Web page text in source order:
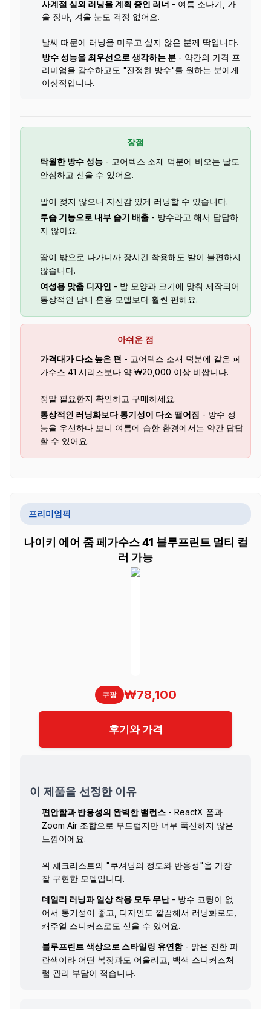
사계절 실외 러닝을 계획 중인 러너 - 여름 소나기, 가
을 장마, 겨울 눈도 걱정 없어요.
날씨 때문에 러닝을 미루고 싶지 않은 분께 딱입니다.
방수 성능을 최우선으로 생각하는 분 - 약간의 가격 프
리미엄을 감수하고도 "진정한 방수"를 원하는 분에게
이상적입니다.
장점
탁월한 방수 성능 - 고어텍스 소재 덕분에 비오는 날도
안심하고 신을 수 있어요.
발이 젖지 않으니 자신감 있게 러닝할 수 있습니다.
투습 기능으로 내부 습기 배출 - 방수라고 해서 답답하
지 않아요.
땀이 밖으로 나가니까 장시간 착용해도 발이 불편하지
않습니다.
여성용 맞춤 디자인 - 발 모양과 크기에 맞춰 제작되어
통상적인 남녀 혼용 모델보다 훨씬 편해요.
아쉬운 점
가격대가 다소 높은 편 - 고어텍스 소재 덕분에 같은 페
가수스 41 시리즈보다 약 ₩20,000 이상 비쌉니다.
정말 필요한지 확인하고 구매하세요.
통상적인 러닝화보다 통기성이 다소 떨어짐 - 방수 성
능을 우선하다 보니 여름에 습한 환경에서는 약간 답답
할 수 있어요.
프리미엄픽
나이키 에어 줌 페가수스 41 블루프린트 멀티 컬
러 가능
쿠팡 ₩78,100
후기와 가격
이 제품을 선정한 이유
편안함과 반응성의 완벽한 밸런스 - ReactX 폼과
Zoom Air 조합으로 부드럽지만 너무 푹신하지 않은
느낌이에요.
위 체크리스트의 "쿠셔닝의 정도와 반응성"을 가장
잘 구현한 모델입니다.
데일리 러닝과 일상 착용 모두 무난- 방수 코팅이 없
어서 통기성이 좋고, 디자인도 깔끔해서 러닝화로도,
캐주얼 스니커즈로도 신을 수 있어요.
블루프린트 색상으로 스타일링 유연함- 맑은 진한 파
란색이라 어떤 복장과도 어울리고, 백색 스니커즈처
럼 관리 부담이 적습니다.